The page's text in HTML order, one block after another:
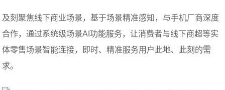
及刻聚焦线下商业场景，基于场景精准感知，与手机厂商深度
合作，通过系统级场景AI功能服务，让消费者与线下商超等实
体零售场景智能连接，即时、精准服务用户此地、此刻的需
求。